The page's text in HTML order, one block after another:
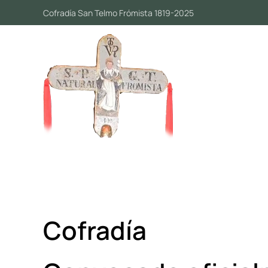
Skip to main content
Cofradía San Telmo Frómista 1819-2025
Cofradía